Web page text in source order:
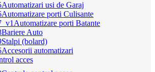
Automatizari usi de Garaj
Automatizare porti Culisante
Automatizare porti Batante
Bariere Auto
Stalpi (bolard)
Accesorii automatizari
acces